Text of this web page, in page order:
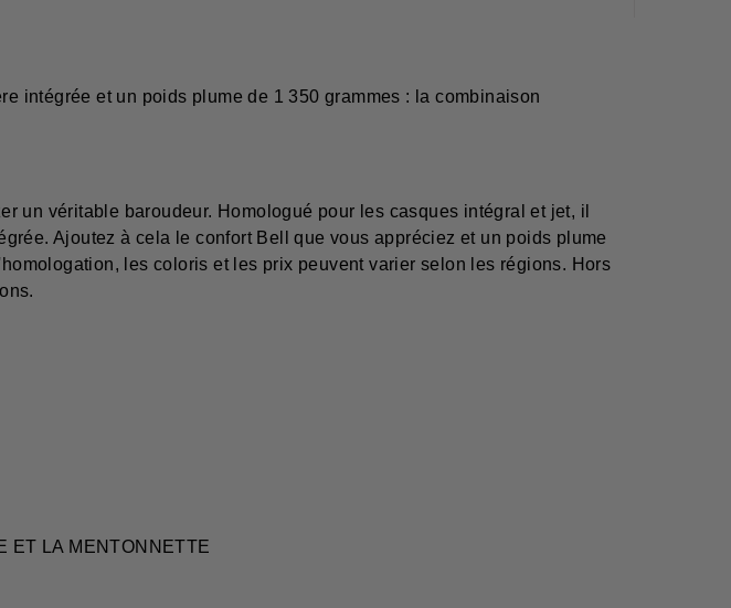
intégrée et un poids plume de 1 350 grammes : la combinaison
un véritable baroudeur. Homologué pour les casques intégral et jet, il
Ajoutez à cela le confort Bell que vous appréciez et un poids plume
les coloris et les prix peuvent varier selon les régions. Hors
ET LA MENTONNETTE